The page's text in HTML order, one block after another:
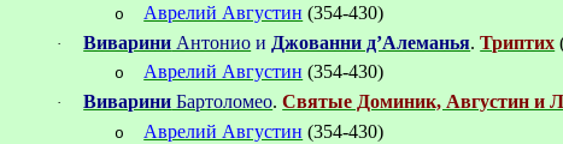
o Аврелий Августин (354-430)
· Виварини Антонио и Джованни д’Алеманья.Триптих
o Аврелий Августин (354-430)
· Виварини Бартоломео.Святые Доминик, Августин и
o Аврелий Августин (354-430)